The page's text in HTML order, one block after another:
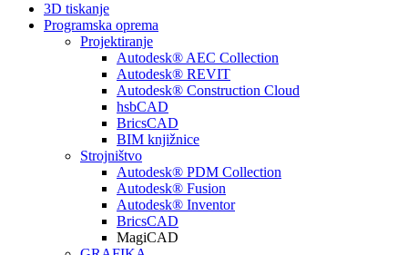
3D tiskanje
Programska oprema
Projektiranje
Autodesk® AEC Collection
Autodesk® REVIT
Autodesk® Construction Cloud
hsbCAD
BricsCAD
BIM knjižnice
Strojništvo
Autodesk® PDM Collection
Autodesk® Fusion
Autodesk® Inventor
BricsCAD
MagiCAD